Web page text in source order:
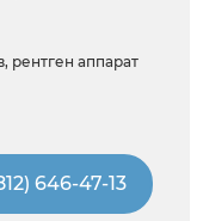
рентген аппарат
646-47-13